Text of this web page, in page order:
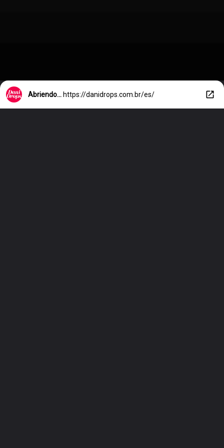
Abriendo... https://danidrops.com.br/es/